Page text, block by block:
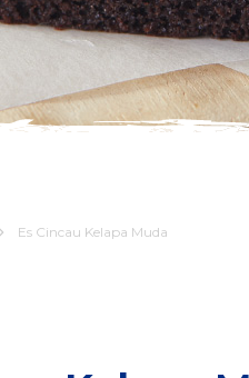
Es Cincau Kelapa Muda